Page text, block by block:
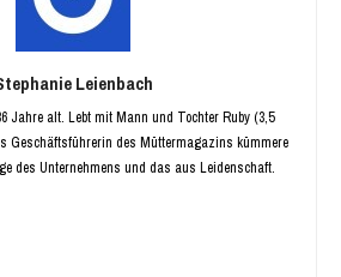
Leienbach
Jahre alt. Lebt mit Mann und Tochter Ruby (3,5
Geschäftsführerin des Müttermagazins kümmere
des Unternehmens und das aus Leidenschaft.